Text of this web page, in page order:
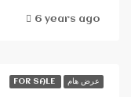
6 years ago
FOR SALE عرض هام